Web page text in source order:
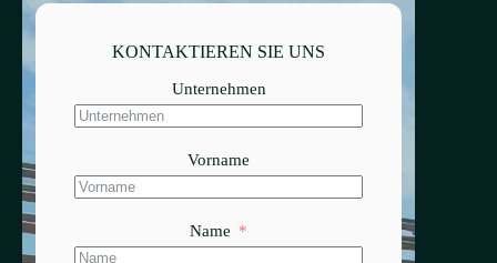
KONTAKTIEREN SIE UNS
Unternehmen
Vorname
Name